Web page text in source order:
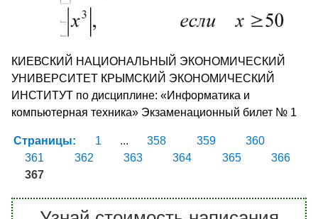
КИЕВСКИЙ НАЦИОНАЛЬНЫЙ ЭКОНОМИЧЕСКИЙ
УНИВЕРСИТЕТ КРЫМСКИЙ ЭКОНОМИЧЕСКИЙ
ИНСТИТУТ по дисциплине: «Информатика и
компьютерная техника» Экзаменационный билет № 1
Страницы: 1 ... 358 359
360
361
362 363 364 365
366
367